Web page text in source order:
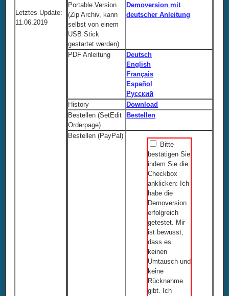
Letztes Update:
11.06.2019
Portable Version
(Zip Archiv, kann
selbst von einem
USB Stick
gestartet werden)
Demoversion mit
deutscher Anleitung
PDF Anleitung
Deutsch
English
Français
Español
Русский
History
Download
Bestellen (SetEdit
Orderpage)
Bestellen
Bestellen (PayPal)
Bitte
bestätigen Sie
indem Sie die
Checkbox
anklicken: Ich
habe die
Demoversion
erfolgreich
getestet. Mir
ist bewusst,
dass es
keinen
Umtausch und
keine
Rücknahme
gibt. Ich